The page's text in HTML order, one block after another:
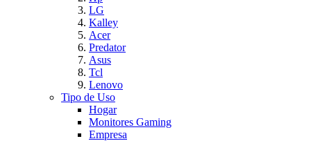
LG
Kalley
Acer
Predator
Asus
Tcl
Lenovo
Tipo de Uso
Hogar
Monitores Gaming
Empresa